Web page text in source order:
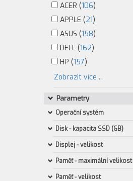
ACER (106)
APPLE (21)
ASUS (158)
DELL (162)
HP (157)
Zobrazit více ..
Parametry
Operační systém
Disk - kapacita SSD (GB)
Displej - velikost
Paměť - maximální velikost
Paměť - velikost